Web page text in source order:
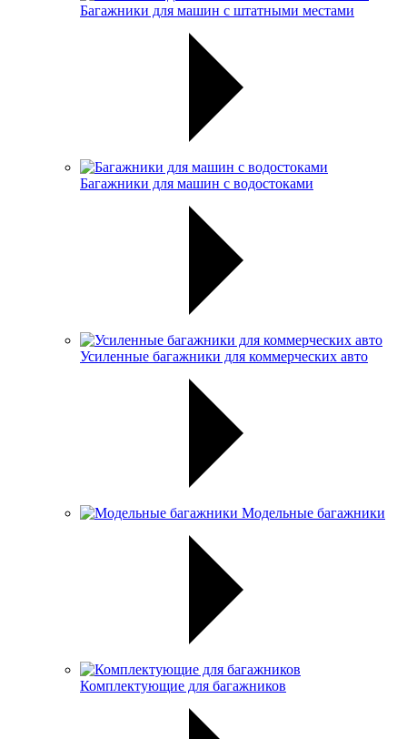
Багажники для машин с штатными местами
Багажники для машин с водостоками
Усиленные багажники для коммерческих авто
Модельные багажники
Комплектующие для багажников